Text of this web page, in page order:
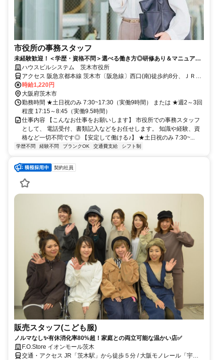
市役所の事務スタッフ
未経験歓迎！＜学歴・資格不問＞選べる働き方◎研修あり＆マニュアル
ありで安心
ハウスビルシステム 茨木市役所
アクセス 阪急京都本線 茨木市〔阪急線〕西口(南)徒歩約8分、ＪＲ東
海道本線 茨木〔ＪＲ〕東口徒歩約10分、ＪＲ東海道本線 ＪＲ総持寺
徒歩約21分
時給1,220円
大阪府茨木市
勤務時間 ★土日祝のみ 7:30~17:30（実働9時間） または ★週2～3回
程度 17:15～8:45（実働9.5時間）
仕事内容 【こんなお仕事をお願いします】 市役所での事務スタッフ
として、 電話受付、書類記入などをお任せします。 知識や経験、資
格など一切不問です◎ 【安定して働ける♪】 ★土日祝のみ 7:30~...
学歴不問 経験不問 ブランクOK 交通費支給 シフト制
契約社員
販売スタッフ(こども服)
ノルマなし✨有休消化率80%超！家庭との両立可能な温かい店✅
F.O.Store イオンモール茨木
交通・アクセス JR「茨木駅」から徒歩５分 / 大阪モノレール「宇野